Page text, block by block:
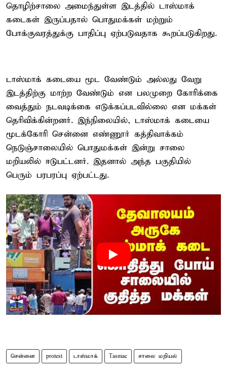
தொழிற்சாலை அமைந்துள்ள இடத்தில் டாஸ்மாக்
கடைகள் இருப்பதால் பொதுமக்கள் மற்றும்
போக்குவரத்துக்கு பாதிப்பு ஏற்படுவதாக கூறப்படுகிறது.
டாஸ்மாக் கடையை மூட வேண்டும் அல்லது வேறு
இடத்திற்கு மாற்ற வேண்டும் என பலமுறை கோரிக்கை
வைத்தும் நடவடிக்கை எடுக்கப்படவில்லை என மக்கள்
தெரிவிக்கின்றனர். இந்நிலையில், டாஸ்மாக் கடையை
மூடக்கோரி சென்னை எண்ணூர் கத்திவாக்கம்
நெடுஞ்சாலையில் பொதுமக்கள் இன்று சாலை
மறியலில் ஈடுபட்டனர். இதனால் அந்த பகுதியில்
பெரும் பரபரப்பு ஏற்பட்டது.
சென்னை protest டாஸ்மாக் Tasmac சாலை மறியல்